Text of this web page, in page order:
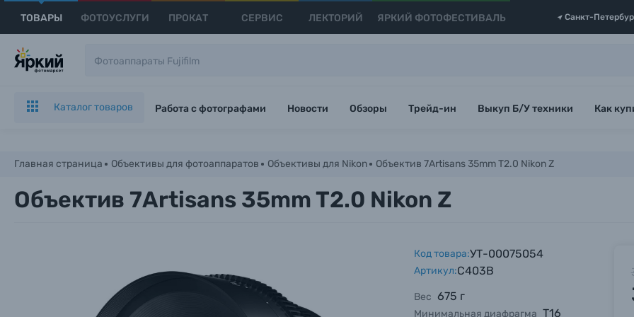
ТОВАРЫ ФОТОУСЛУГИ ПРОКАТ СЕРВИС ЛЕКТОРИЙ ЯРКИЙ ФОТОФЕСТИВАЛЬ Санкт-
Каталог товаров Работа с фотографами Новости Обзоры Трейд-ин Выкуп Б/У техники Как
Главная страница Объективы для фотоаппаратов Объективы для Nikon Объектив 7Artisans 35mm T2.0 Nikon Z
Объектив 7Artisans 35mm T2.0 Nikon Z
Код товара:УТ-00075054
Артикул:C403B
Вес 675 г
Минимальная диафрагма T16